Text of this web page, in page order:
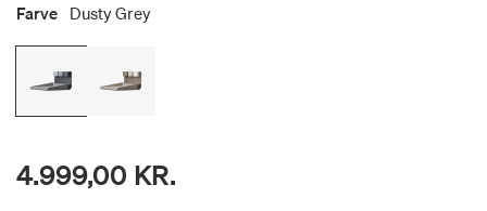
Farve Dusty Grey
4.999,00 KR.